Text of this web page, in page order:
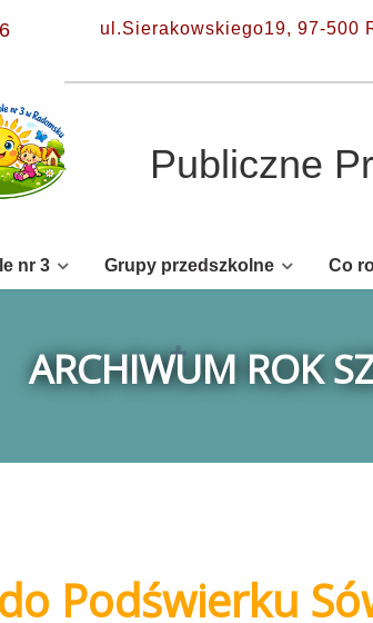
ul.Sierakowskiego19, 97-500
Publiczne
nr 3 Grupy przedszkolne Co
ARCHIWUM ROK
Podświerku